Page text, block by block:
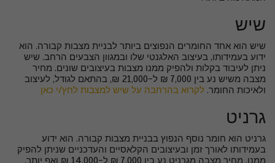
שיש
שיש הוא אחד החומרים הנפוצים ביותר לבניית מצבות קבורה. הוא
ידוע בעמידותו, בעיצוב האלגנטי שלו ובמגוון הצבעים הרחב. שיש
ניתן לעיבוד בקלות ולהפיק ממנו מצבות בעיצובים שונים. מחיר
מצבה משיש נע בין 7,000 ₪ ל-21,000 ₪, בהתאם לגודל, לעיצוב
ולאיכות החומר. לקרוא בהרחבה על שיש למצבות לחץ/י כאן
גרניט
גרניט הוא חומר נוסף הנפוץ בבניית מצבות קבורה. הוא ידוע
בעמידותו לאורך זמן ובעיצובים הקלאסיים והעדכניים שניתן להפיק
ממנו. מחיר מצבה מגרניט נע בין 7,000 ₪ ל-14,000 ₪ ואף יותר,